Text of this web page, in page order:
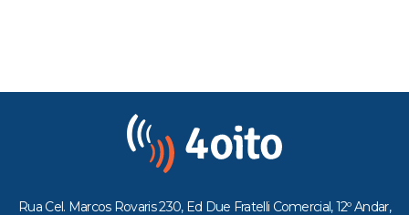
Rua Cel. Marcos Rovaris 230, Ed Due Fratelli Comercial, 12º Andar,